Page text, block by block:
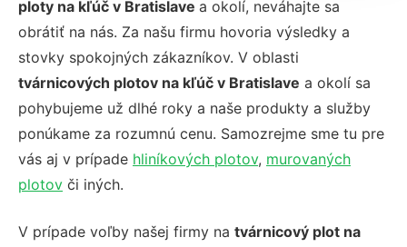
ploty na kľúč v Bratislave a okolí, neváhajte sa
obrátiť na nás. Za našu firmu hovoria výsledky a
stovky spokojných zákazníkov. V oblasti
tvárnicových plotov na kľúč v Bratislave a okolí sa
pohybujeme už dlhé roky a naše produkty a služby
ponúkame za rozumnú cenu. Samozrejme sme tu pre
vás aj v prípade hliníkových plotov, murovaných
plotov či iných.
V prípade voľby našej firmy na tvárnicový plot na